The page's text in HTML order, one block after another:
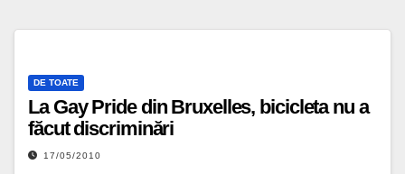
DE TOATE
La Gay Pride din Bruxelles, bicicleta nu a
făcut discriminări
17/05/2010